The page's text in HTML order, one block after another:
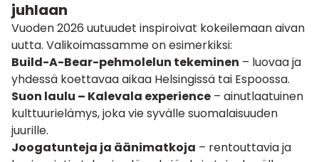
juhlaan
Vuoden 2026 uutuudet inspiroivat kokeilemaan aivan
uutta. Valikoimassamme on esimerkiksi:
Build-A-Bear-pehmolelun tekeminen – luovaa ja
yhdessä koettavaa aikaa Helsingissä tai Espoossa.
Suon laulu – Kalevala experience – ainutlaatuinen
kulttuurielämys, joka vie syvälle suomalaisuuden
juurille.
Joogatunteja ja äänimatkoja – rentouttavia ja